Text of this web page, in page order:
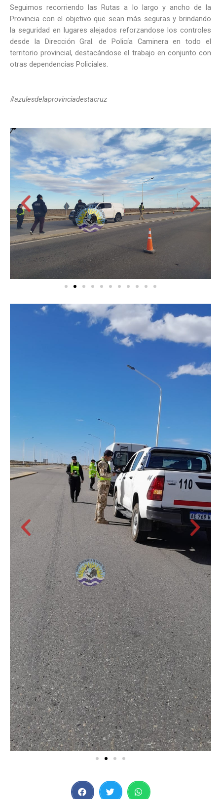
Seguimos recorriendo las Rutas a lo largo y ancho de la
Provincia con el objetivo que sean más seguras y brindando
la seguridad en lugares alejados reforzandose los controles
desde la Dirección Gral. de Policía Caminera en todo el
territorio provincial, destacándose el trabajo en conjunto con
otras dependencias Policiales.
#azulesdelaprovinciadestacruz